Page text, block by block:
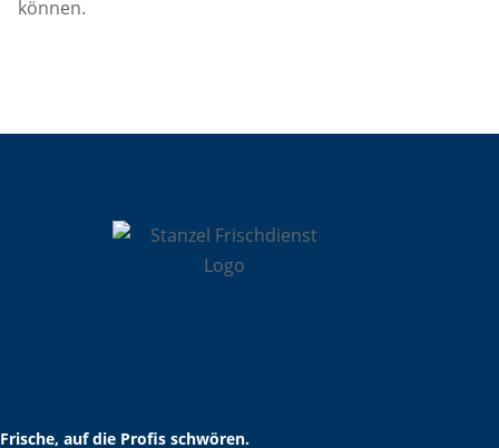
können.
Frische, auf die Profis schwören.